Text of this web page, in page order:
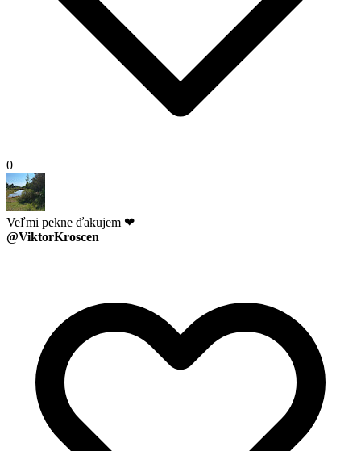
0
Veľmi pekne ďakujem ❤
@ViktorKroscen